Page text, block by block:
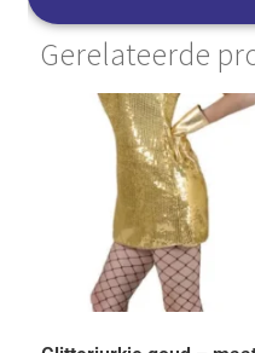
Gerelateerde